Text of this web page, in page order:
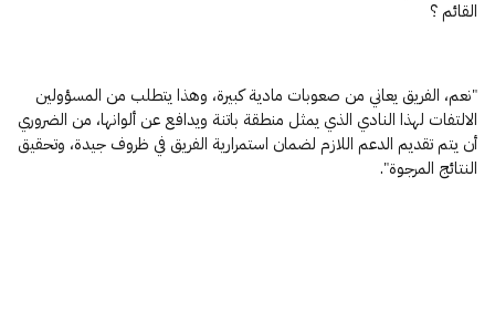
القائم ؟
"نعم، الفريق يعاني من صعوبات مادية كبيرة، وهذا يتطلب من المسؤولين
الالتفات لهذا النادي الذي يمثل منطقة باتنة ويدافع عن ألوانها، من الضروري
أن يتم تقديم الدعم اللازم لضمان استمرارية الفريق في ظروف جيدة، وتحقيق
النتائج المرجوة".